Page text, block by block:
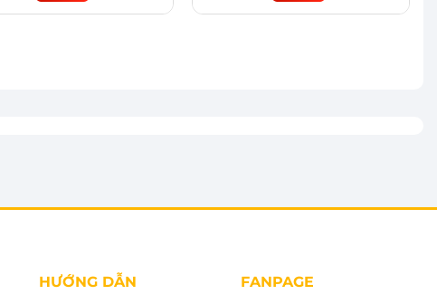
HƯỚNG DẪN FANPAGE